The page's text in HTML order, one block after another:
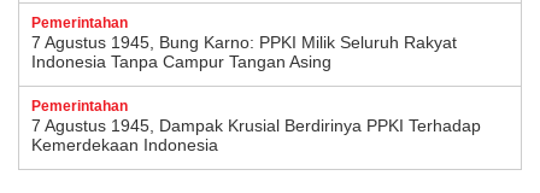
Pemerintahan
7 Agustus 1945, Bung Karno: PPKI Milik Seluruh Rakyat
Indonesia Tanpa Campur Tangan Asing
Pemerintahan
7 Agustus 1945, Dampak Krusial Berdirinya PPKI Terhadap
Kemerdekaan Indonesia